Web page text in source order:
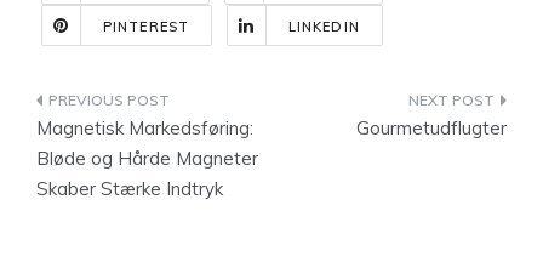
PINTEREST LINKEDIN
Indlægsnavigation
Magnetisk Markedsføring:
Bløde og Hårde Magneter
Skaber Stærke Indtryk
Gourmetudflugter